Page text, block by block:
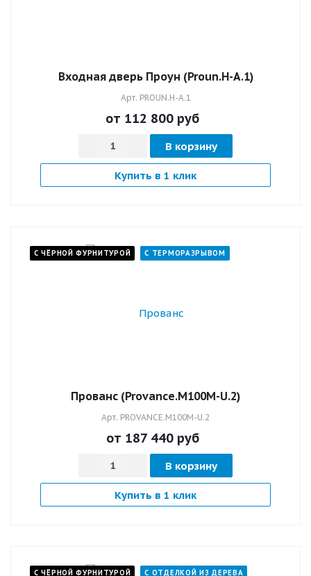
Входная дверь Проун (Proun.H-А.1)
Арт. PROUN.H-А.1
от 112 800 руб
В корзину
Купить в 1 клик
С ЧЁРНОЙ ФУРНИТУРОЙ С ТЕРМОРАЗРЫВОМ
Прованс (Provance.M100M-U.2)
Арт. PROVANCE.M100M-U.2
от 187 440 руб
В корзину
Купить в 1 клик
С ЧЁРНОЙ ФУРНИТУРОЙ С ОТДЕЛКОЙ ИЗ ДЕРЕВА